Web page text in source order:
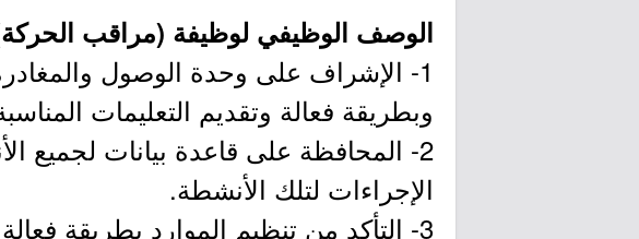
الوصف الوظيفي لوظيفة (مراقب
1- الإشراف على وحدة الوصول
وبطريقة فعالة وتقديم التعليمات
2- المحافظة على قاعدة بيانات لجميع
الإجراءات لتلك الأنشطة.
3- التأكد من تنظيم الموارد بطريقة